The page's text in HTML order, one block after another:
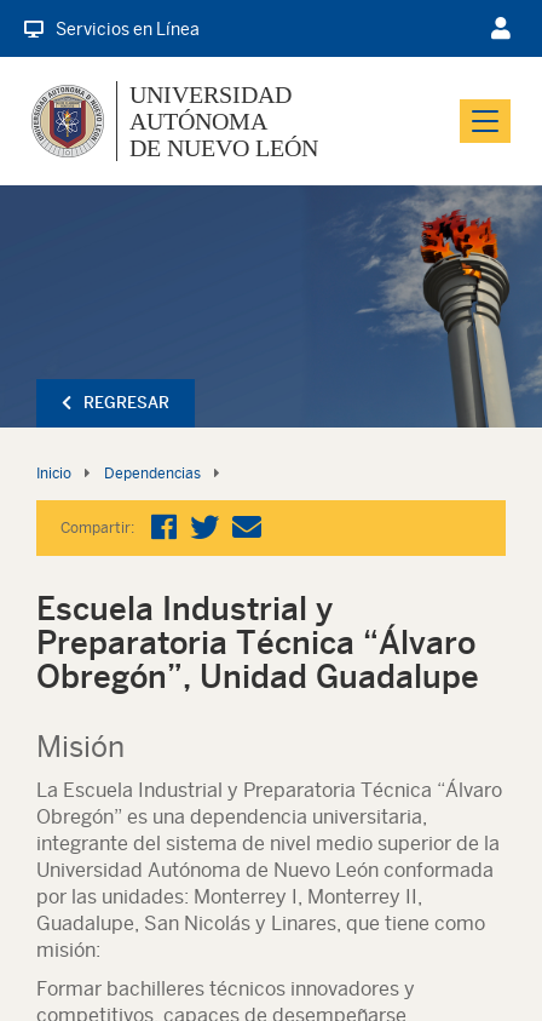
Servicios en Línea
Menu
UNIVERSIDAD
AUTÓNOMA
DE NUEVO LEÓN
REGRESAR
Inicio Dependencias
Compartir:
Escuela Industrial y
Preparatoria Técnica “Álvaro
Obregón”, Unidad Guadalupe
Misión
La Escuela Industrial y Preparatoria Técnica “Álvaro
Obregón” es una dependencia universitaria,
integrante del sistema de nivel medio superior de la
Universidad Autónoma de Nuevo León conformada
por las unidades: Monterrey I, Monterrey II,
Guadalupe, San Nicolás y Linares, que tiene como
misión:
Formar bachilleres técnicos innovadores y
competitivos, capaces de desempeñarse